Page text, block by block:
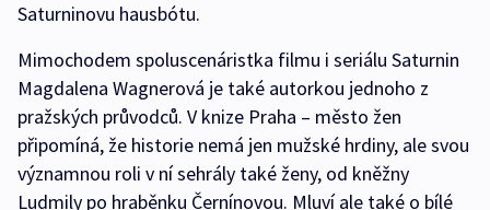
Saturninovu hausbótu.
Mimochodem spoluscenáristka filmu i seriálu Saturnin
Magdalena Wagnerová je také autorkou jednoho z
pražských průvodců. V knize Praha – město žen
připomíná, že historie nemá jen mužské hrdiny, ale svou
významnou roli v ní sehrály také ženy, od kněžny
Ludmily po hraběnku Černínovou. Mluví ale také o bílé